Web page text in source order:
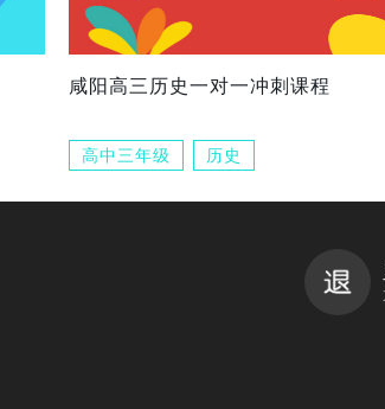
咸阳高三历史一对一冲刺课程
高中三年级 历史